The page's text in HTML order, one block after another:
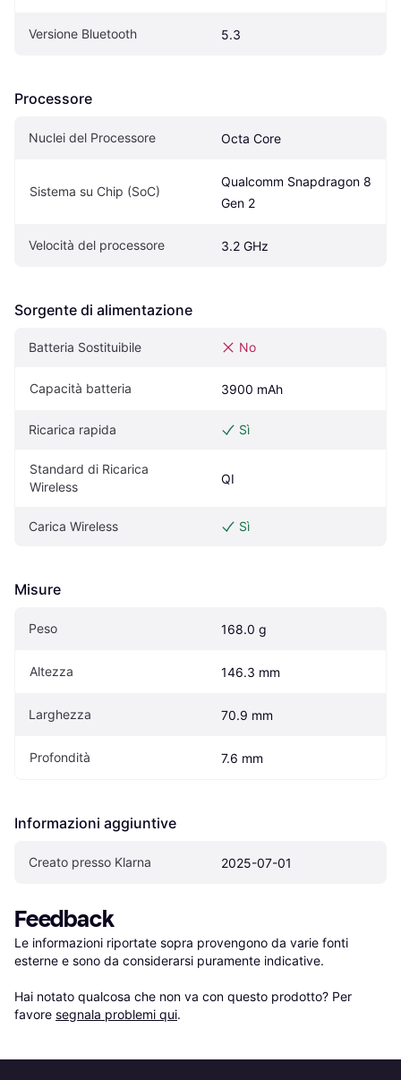
Versione Bluetooth 5.3
Processore
Nuclei del Processore Octa Core
Sistema su Chip (SoC)
Qualcomm Snapdragon 8
Gen 2
Velocità del processore 3.2 GHz
Sorgente di alimentazione
Batteria Sostituibile No
Capacità batteria 3900 mAh
Ricarica rapida Sì
Standard di Ricarica
Wireless
QI
Carica Wireless Sì
Misure
Peso 168.0 g
Altezza 146.3 mm
Larghezza 70.9 mm
Profondità 7.6 mm
Informazioni aggiuntive
Creato presso Klarna 2025-07-01
Feedback
Le informazioni riportate sopra provengono da varie fonti
esterne e sono da considerarsi puramente indicative.
Hai notato qualcosa che non va con questo prodotto? Per
favore segnala problemi qui.